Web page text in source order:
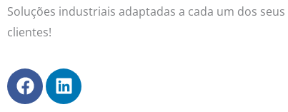
Soluções industriais adaptadas a cada um dos seus
clientes!
F
a
L
i